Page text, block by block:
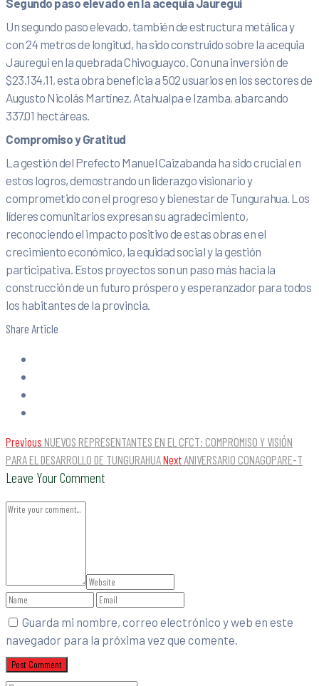
Segundo paso elevado en la acequia Jauregui
Un segundo paso elevado, también de estructura metálica y
con 24 metros de longitud, ha sido construido sobre la acequia
Jauregui en la quebrada Chivoguayco. Con una inversión de
$23.134,11, esta obra beneficia a 502 usuarios en los sectores de
Augusto Nicolás Martínez, Atahualpa e Izamba, abarcando
337.01 hectáreas.
Compromiso y Gratitud
La gestión del Prefecto Manuel Caizabanda ha sido crucial en
estos logros, demostrando un liderazgo visionario y
comprometido con el progreso y bienestar de Tungurahua. Los
líderes comunitarios expresan su agradecimiento,
reconociendo el impacto positivo de estas obras en el
crecimiento económico, la equidad social y la gestión
participativa. Estos proyectos son un paso más hacia la
construcción de un futuro próspero y esperanzador para todos
los habitantes de la provincia.
Share Article
Previous NUEVOS REPRESENTANTES EN EL CFCT: COMPROMISO Y VISIÓN
PARA EL DESARROLLO DE TUNGURAHUANextANIVERSARIO CONAGOPARE-T
Leave Your Comment
Guarda mi nombre, correo electrónico y web en este
navegador para la próxima vez que comente.